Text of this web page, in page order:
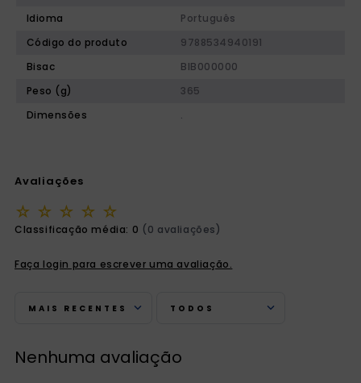
Idioma
Português
Código do produto
9788534940191
Bisac
BIB000000
Peso (g)
365
Dimensões
.
Avaliações
☆ ☆ ☆ ☆ ☆
Classificação média: 0 (0 avaliações)
Faça login para escrever uma avaliação.
MAIS RECENTES TODOS
Nenhuma avaliação